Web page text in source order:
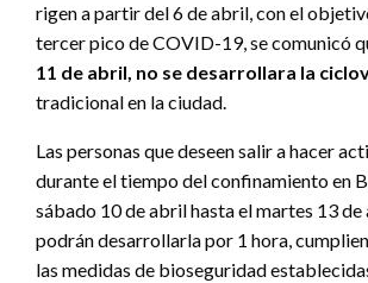
rigen a partir del 6 de abril, con el
tercer pico de COVID-19, se comunicó
11 de abril, no se desarrollara la
tradicional en la ciudad.
Las personas que deseen salir a hacer
durante el tiempo del confinamiento en
sábado 10 de abril hasta el martes 13
podrán desarrollarla por 1 hora,
las medidas de bioseguridad